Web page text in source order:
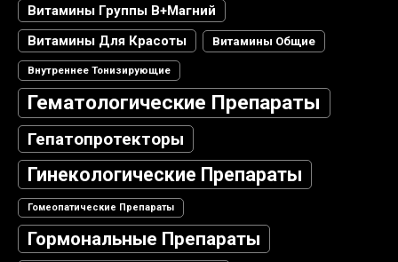
Витамины Группы В+магний
Витамины Для Красоты
Витамины Общие
Внутреннее Тонизирующие
Гематологические Препараты
Гепатопротекторы
Гинекологические Препараты
Гомеопатические Препараты
Гормональные Препараты